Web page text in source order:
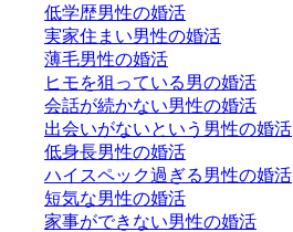
低学歴男性の婚活
実家住まい男性の婚活
薄毛男性の婚活
ヒモを狙っている男の婚活
会話が続かない男性の婚活
出会いがないという男性の婚活
低身長男性の婚活
ハイスペック過ぎる男性の婚活
短気な男性の婚活
家事ができない男性の婚活